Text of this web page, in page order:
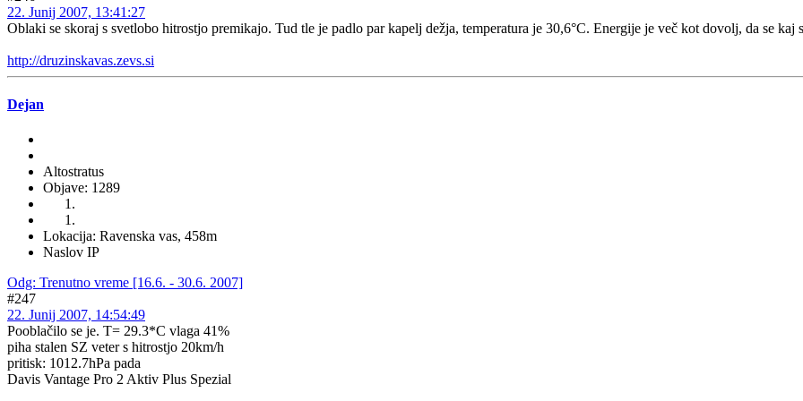
22. Junij 2007, 13:41:27
Oblaki se skoraj s svetlobo hitrostjo premikajo. Tud tle je padlo par kapelj dežja, temperatura je 30,6°C. Energije je več kot dovolj, da se kaj
http://druzinskavas.zevs.si
Dejan
Altostratus
Objave: 1289
Lokacija: Ravenska vas, 458m
Naslov IP
Odg: Trenutno vreme [16.6. - 30.6. 2007]
#247
22. Junij 2007, 14:54:49
Pooblačilo se je. T= 29.3*C vlaga 41%
piha stalen SZ veter s hitrostjo 20km/h
pritisk: 1012.7hPa pada
Davis Vantage Pro 2 Aktiv Plus Spezial